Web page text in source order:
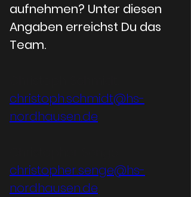
aufnehmen? Unter diesen
Angaben erreichst Du das
Team.
christoph.schmidt@hs-
nordhausen.de
christopher.senge@hs-
nordhausen.de